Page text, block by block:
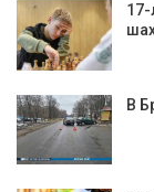
17-
В